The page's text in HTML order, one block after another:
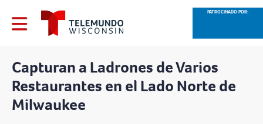
PATROCINADO POR:
Capturan a Ladrones de Varios
Restaurantes en el Lado Norte de
Milwaukee